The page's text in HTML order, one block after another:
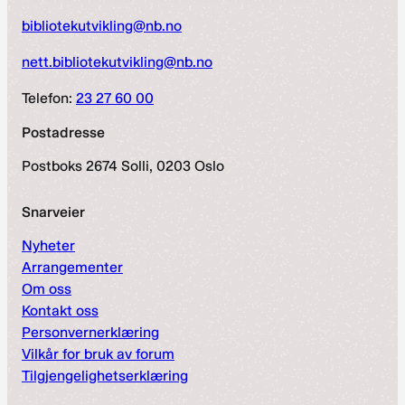
bibliotekutvikling@nb.no
nett.bibliotekutvikling@nb.no
Telefon: 23 27 60 00
Postadresse
Postboks 2674 Solli, 0203 Oslo
Snarveier
Nyheter
Arrangementer
Om oss
Kontakt oss
Personvernerklæring
Vilkår for bruk av forum
Tilgjengelighetserklæring